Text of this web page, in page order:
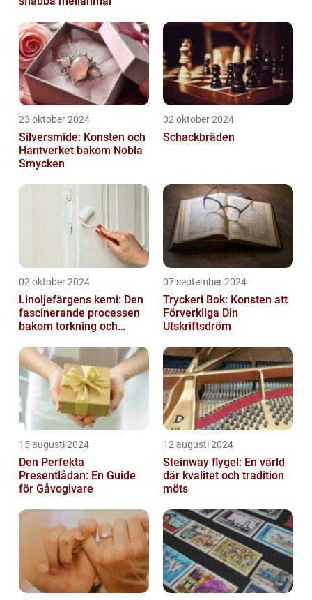
23 oktober 2024
Silversmide: Konsten och
Hantverket bakom Nobla
Smycken
02 oktober 2024
Schackbräden
02 oktober 2024
Linoljefärgens kemi: Den
fascinerande processen
bakom torkning och
07 september 2024
Tryckeri Bok: Konsten att
Förverkliga Din
Utskriftsdröm
15 augusti 2024
Den Perfekta
Presentlådan: En Guide
för Gåvogivare
12 augusti 2024
Steinway flygel: En värld
där kvalitet och tradition
möts